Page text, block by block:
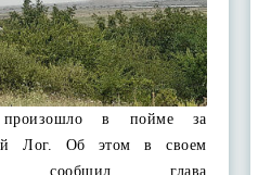
произошло в пойме за
Лог. Об этом в своем
сообщил глава